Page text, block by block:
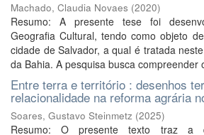
Machado, Claudia Novaes (2020)
Resumo: A presente tese foi
Geografia Cultural, tendo como objeto
cidade de Salvador, a qual é tratada
da Bahia. A pesquisa busca compreender
Entre terra e território : desenhos
relacionalidade na reforma agrária
Soares, Gustavo Steinmetz (2025)
Resumo: O presente texto traz a